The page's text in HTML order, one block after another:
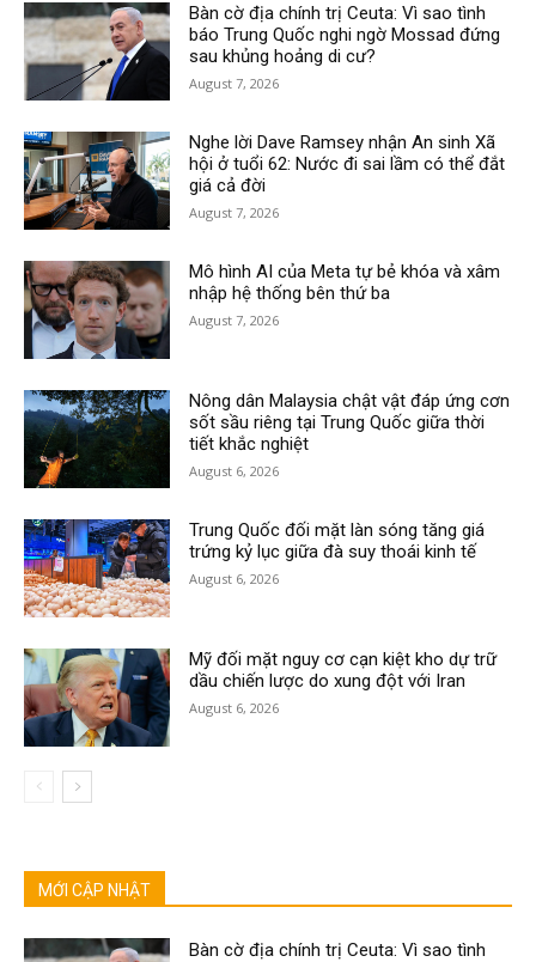
Bàn cờ địa chính trị Ceuta: Vì sao tình
báo Trung Quốc nghi ngờ Mossad đứng
sau khủng hoảng di cư?
August 7, 2026
Nghe lời Dave Ramsey nhận An sinh Xã
hội ở tuổi 62: Nước đi sai lầm có thể đắt
giá cả đời
August 7, 2026
Mô hình AI của Meta tự bẻ khóa và xâm
nhập hệ thống bên thứ ba
August 7, 2026
Nông dân Malaysia chật vật đáp ứng cơn
sốt sầu riêng tại Trung Quốc giữa thời
tiết khắc nghiệt
August 6, 2026
Trung Quốc đối mặt làn sóng tăng giá
trứng kỷ lục giữa đà suy thoái kinh tế
August 6, 2026
Mỹ đối mặt nguy cơ cạn kiệt kho dự trữ
dầu chiến lược do xung đột với Iran
August 6, 2026
MỚI CẬP NHẬT
Bàn cờ địa chính trị Ceuta: Vì sao tình